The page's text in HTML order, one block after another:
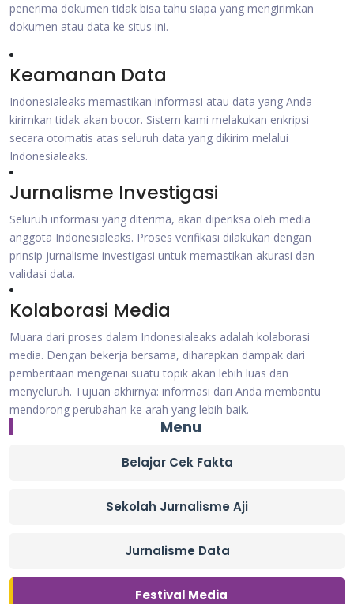
penerima dokumen tidak bisa tahu siapa yang mengirimkan
dokumen atau data ke situs ini.
Keamanan Data
Indonesialeaks memastikan informasi atau data yang Anda
kirimkan tidak akan bocor. Sistem kami melakukan enkripsi
secara otomatis atas seluruh data yang dikirim melalui
Indonesialeaks.
Jurnalisme Investigasi
Seluruh informasi yang diterima, akan diperiksa oleh media
anggota Indonesialeaks. Proses verifikasi dilakukan dengan
prinsip jurnalisme investigasi untuk memastikan akurasi dan
validasi data.
Kolaborasi Media
Muara dari proses dalam Indonesialeaks adalah kolaborasi
media. Dengan bekerja bersama, diharapkan dampak dari
pemberitaan mengenai suatu topik akan lebih luas dan
menyeluruh. Tujuan akhirnya: informasi dari Anda membantu
mendorong perubahan ke arah yang lebih baik.
Menu
Belajar Cek Fakta
Sekolah Jurnalisme Aji
Jurnalisme Data
Festival Media